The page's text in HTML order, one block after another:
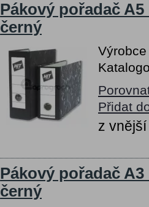
Pákový pořadač
černý
Přidat
z
Pákový pořadač
černý